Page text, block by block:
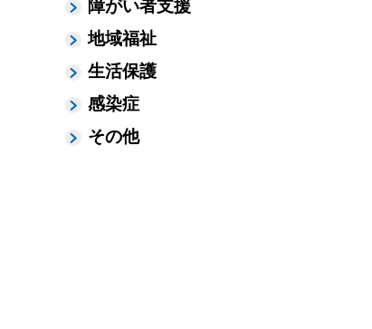
障がい者支援
地域福祉
生活保護
感染症
その他